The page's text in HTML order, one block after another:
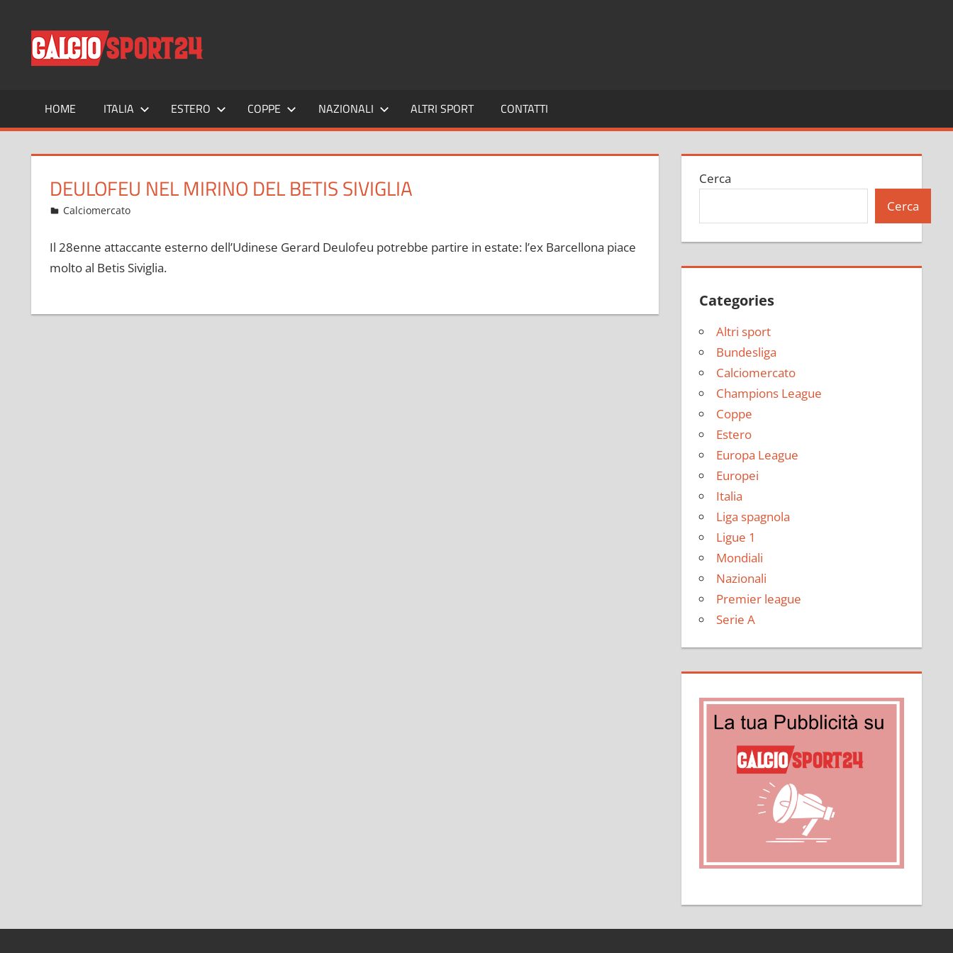
contenuto
Tutto
sul
mondo
calcio
e
HOME ITALIA ESTERO COPPE NAZIONALI ALTRI SPORT CONTATTI
DEULOFEU NEL MIRINO DEL BETIS SIVIGLIA
Marzo 22, 2022
admin
Calciomercato
Il 28enne attaccante esterno dell’Udinese Gerard Deulofeu potrebbe partire in estate: l’ex Barcellona piace
molto al Betis Siviglia.
Cerca
Cerca
Categories
Altri sport
Bundesliga
Calciomercato
Champions League
Coppe
Estero
Europa League
Europei
Italia
Liga spagnola
Ligue 1
Mondiali
Nazionali
Premier league
Serie A